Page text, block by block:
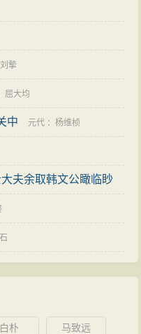
刘摰
屈大均
中 元代 ：杨维桢
夫余取韩文公瞰临眇
白朴 马致远